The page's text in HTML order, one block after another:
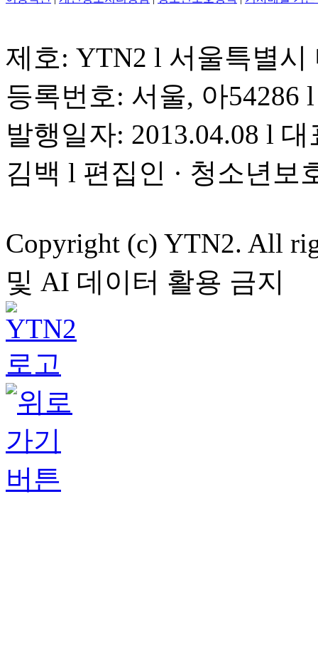
제호: YTN2 l 서울특별
등록번호: 서울, 아54286
발행일자: 2013.04.08 l
김백 l 편집인 · 청소년보
Copyright (c) YTN2. All
및 AI 데이터 활용 금지